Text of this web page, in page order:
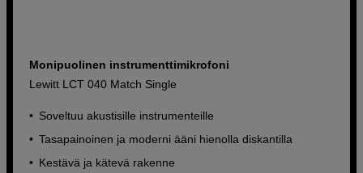
Monipuolinen instrumenttimikrofoni
Lewitt LCT 040 Match Single
Soveltuu akustisille instrumenteille
Tasapainoinen ja moderni ääni hienolla diskantilla
Kestävä ja kätevä rakenne